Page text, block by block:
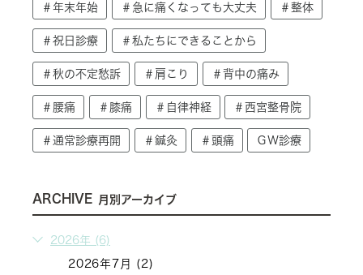
＃年末年始 ＃急に痛くなっても大丈夫 ＃整体
＃祝日診療 ＃私たちにできることから
＃秋の不定愁訴 ＃肩こり ＃背中の痛み
＃腰痛 ＃膝痛 ＃自律神経 ＃西宮整骨院
＃通常診療再開 ＃鍼灸 ＃頭痛 ＧＷ診療
ARCHIVE 月別アーカイブ
2026年 (6)
2026年7月 (2)